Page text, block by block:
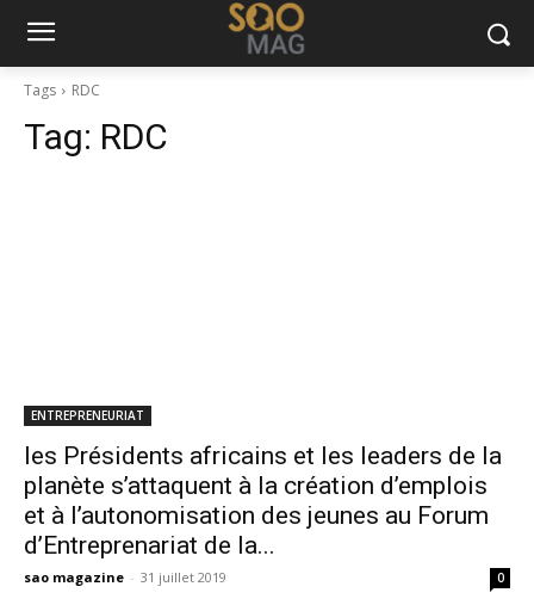
Tags RDC
Tag: RDC
ENTREPRENEURIAT
les Présidents africains et les leaders de la
planète s’attaquent à la création d’emplois
et à l’autonomisation des jeunes au Forum
d’Entreprenariat de la...
sao magazine - 31 juillet 2019 0